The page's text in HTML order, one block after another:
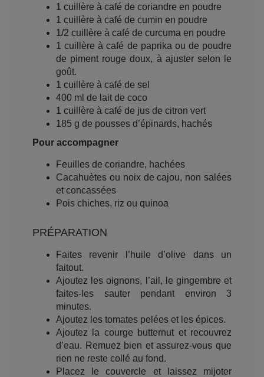
1 cuillère à café de coriandre en poudre
1 cuillère à café de cumin en poudre
1/2 cuillère à café de curcuma en poudre
1 cuillère à café de paprika ou de poudre
de piment rouge doux, à ajuster selon le
goût.
1 cuillère à café de sel
400 ml de lait de coco
1 cuillère à café de jus de citron vert
185 g de pousses d’épinards, hachés
Pour accompagner
Feuilles de coriandre, hachées
Cacahuètes ou noix de cajou, non salées
et concassées
Pois chiches, riz ou quinoa
PRÉPARATION
Faites revenir l’huile d’olive dans un
faitout.
Ajoutez les oignons, l’ail, le gingembre et
faites-les sauter pendant environ 3
minutes.
Ajoutez les tomates pelées et les épices.
Ajoutez la courge butternut et recouvrez
d’eau. Remuez bien et assurez-vous que
rien ne reste collé au fond.
Placez le couvercle et laissez mijoter